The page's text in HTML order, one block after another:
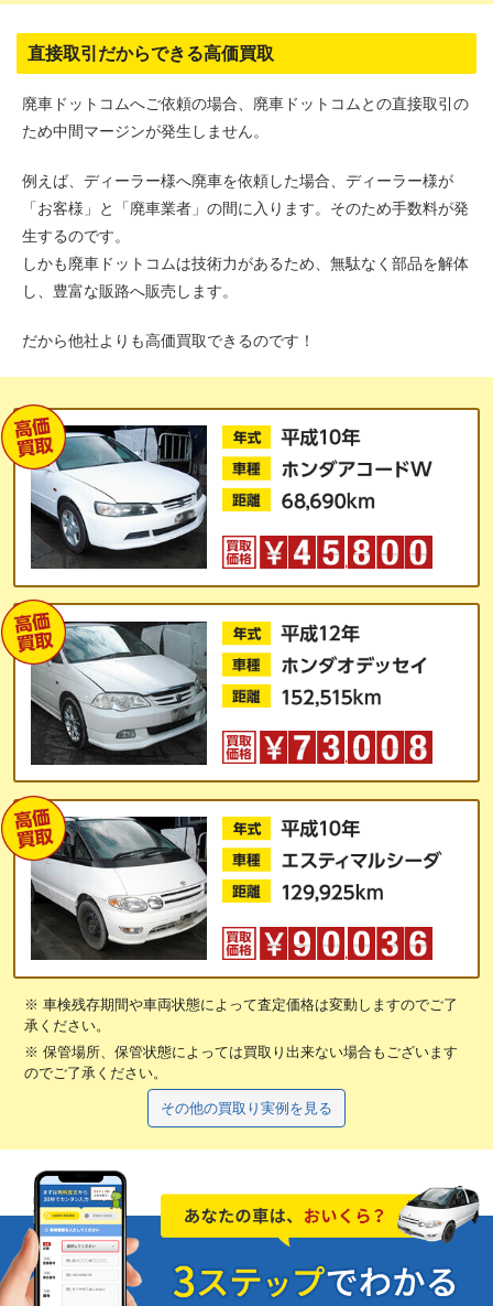
直接取引だからできる高価買取
廃車ドットコムへご依頼の場合、廃車ドットコムとの直接取引の
ため中間マージンが発生しません。
例えば、ディーラー様へ廃車を依頼した場合、ディーラー様が
「お客様」と「廃車業者」の間に入ります。そのため手数料が発
生するのです。
しかも廃車ドットコムは技術力があるため、無駄なく部品を解体
し、豊富な販路へ販売します。
だから他社よりも高価買取できるのです！
※ 車検残存期間や車両状態によって査定価格は変動しますのでご了
承ください。
※ 保管場所、保管状態によっては買取り出来ない場合もございます
のでご了承ください。
その他の買取り実例を見る